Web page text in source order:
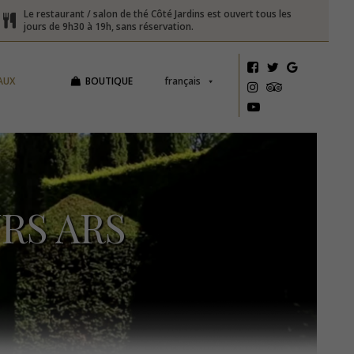
Le restaurant / salon de thé Côté Jardins est ouvert tous les
jours de 9h30 à 19h, sans réservation.
français
BOUTIQUE
ARS